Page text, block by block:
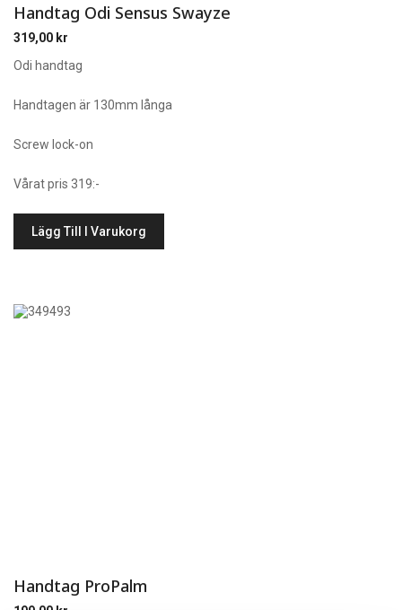
Handtag Odi Sensus Swayze
319,00 kr
Odi handtag
Handtagen är 130mm långa
Screw lock-on
Vårat pris 319:-
Lägg Till I Varukorg
Handtag ProPalm